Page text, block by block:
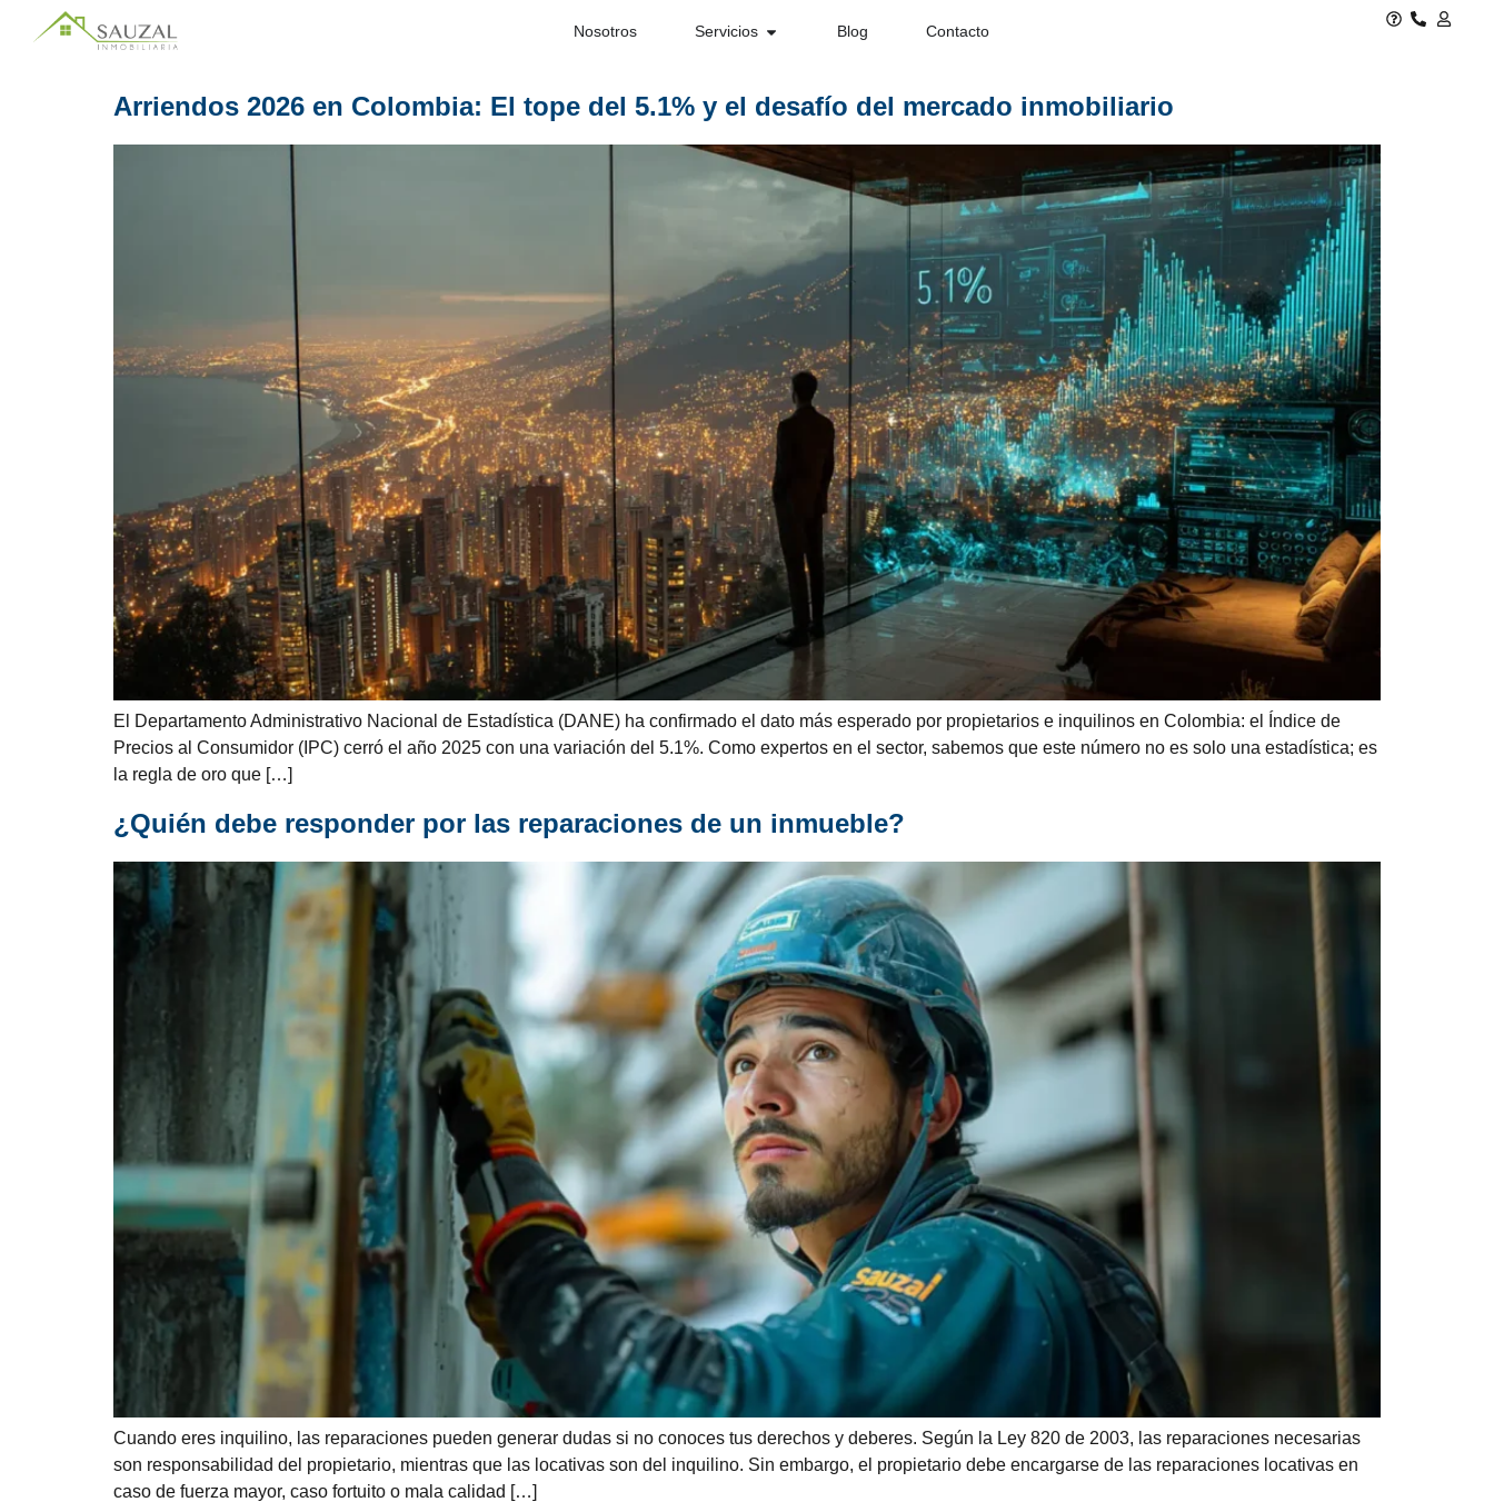
Nosotros Servicios Blog Contacto
Arriendos 2026 en Colombia: El tope del 5.1% y el desafío del mercado inmobiliario
El Departamento Administrativo Nacional de Estadística (DANE) ha confirmado el dato más esperado por propietarios e inquilinos en Colombia: el Índice de
Precios al Consumidor (IPC) cerró el año 2025 con una variación del 5.1%. Como expertos en el sector, sabemos que este número no es solo una estadística; es
la regla de oro que […]
¿Quién debe responder por las reparaciones de un inmueble?
Cuando eres inquilino, las reparaciones pueden generar dudas si no conoces tus derechos y deberes. Según la Ley 820 de 2003, las reparaciones necesarias
son responsabilidad del propietario, mientras que las locativas son del inquilino. Sin embargo, el propietario debe encargarse de las reparaciones locativas en
caso de fuerza mayor, caso fortuito o mala calidad […]